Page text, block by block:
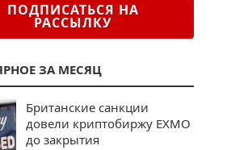
ПОДПИСАТЬСЯ НА
РАССЫЛКУ
ЗА МЕСЯЦ
Британские санкции
довели криптобиржу EXMO
до закрытия